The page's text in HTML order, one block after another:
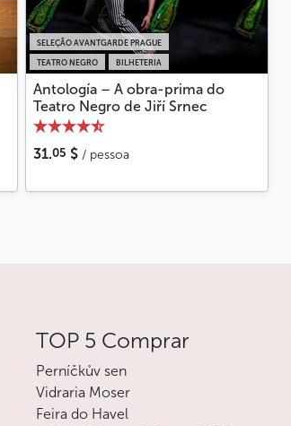
TEATRO NEGRO BILHETERIA
SELEÇÃO AVANTGARDE PRAGUE
Antología – A obra-prima do
Teatro Negro de Jiří Srnec
31.05 $ / pessoa
TOP 5 Comprar
Perníčkův sen
Vidraria Moser
Feira do Havel